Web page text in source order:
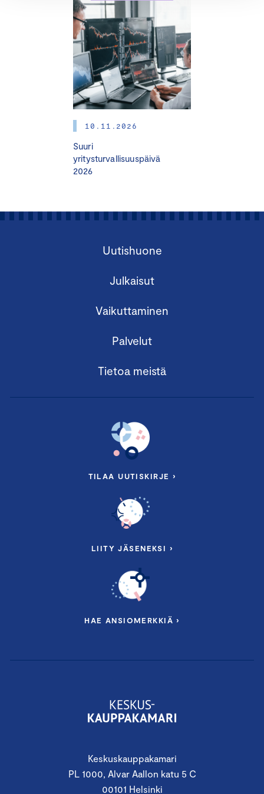
liiketoimintavastaaville ja päälliköille, valmennuksesta
hyötyvät myös mm. viestinnästä, markkinoinnista ja
tuotannosta vastaavat.
Hyödynnä nyt OP:n tarjoama alennus, ja saat
valmennuksen puoleen hintaan!
OHJELMA
16.12.2025 klo 12.00–16.00
Vastuullisuuden liiketoimintahyödyt
Katsaus vastuullisuussääntelyyn
vaikutustenarviointiin ja ohjeet
Puhujina mm:
VastuullisuusasiantuntijaMerli Juustila
Keskuskauppakamari
Perttu KouvalainenjaSamuli Kuittinen
Impact Agency Fabrik
Milla Kulkas, Kiwa
JAKSO II: Kuinka lähteä liikkeelle
vastuullisuustyössä?
15.1.2026 klo 09.00–11.00
Etänä, Microsoft Teams
suositukset vastuullisuustyöhön
Työkaluja vastuullisuustyön tueksi
Vastuullisuusasiantuntija Merli Juustila
10.11.2026
Suuri
yritysturvallisuuspäivä
2026
Keskuskauppakamari
PL 1000, Alvar Aallon katu 5 C
00101 Helsinki
Uutishuone
Julkaisut
Vaikuttaminen
Palvelut
Tietoa meistä
TILAA UUTISKIRJE ›
LIITY JÄSENEKSI ›
HAE ANSIOMERKKIÄ ›